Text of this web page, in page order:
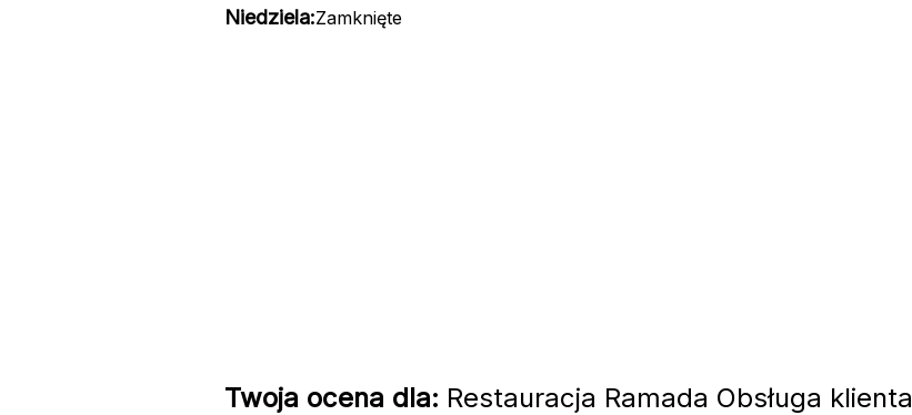
Niedziela:Zamknięte
Twoja ocena dla: Restauracja Ramada Obsługa klienta